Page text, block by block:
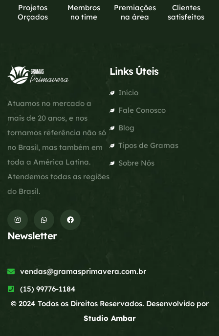
Projetos
Orçados
Membros
no time
Premiações
na área
Clientes
satisfeitos
Atuamos no mercado a
mais de 20 anos, e nos
tornamos referência não só
no Brasil, mas também em
toda a América Latina.
Atendemos todas as regiões
do Brasil.
Links Úteis
Início
Fale Conosco
Blog
Tipos de Gramas
Sobre Nós
Newsletter
vendas@gramasprimavera.com.br
(15) 99776-1184
© 2024 Todos os Direitos Reservados. Desenvolvido por
Studio Ambar